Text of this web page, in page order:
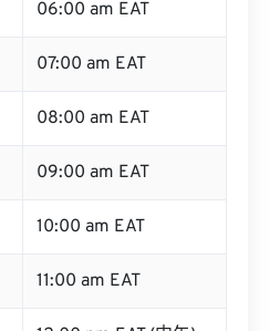
06:00 am EAT
07:00 am EAT
08:00 am EAT
09:00 am EAT
10:00 am EAT
11:00 am EAT